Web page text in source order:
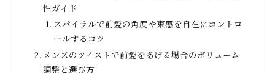
性ガイド
スパイラルで前髪の角度や束感を自在にコントロ
ールするコツ
メンズのツイストで前髪をあげる場合のボリューム
調整と選び方